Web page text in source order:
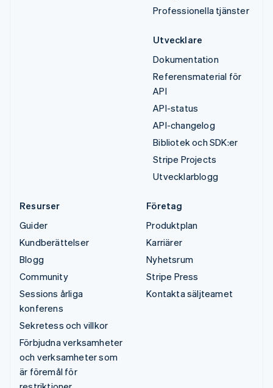
Professionella tjänster
Utvecklare
Dokumentation
Referensmaterial för
API
API-status
API-changelog
Bibliotek och SDK:er
Stripe Projects
Utvecklarblogg
Resurser
Guider
Kundberättelser
Blogg
Community
Sessions årliga
konferens
Sekretess och villkor
Förbjudna verksamheter
och verksamheter som
är föremål för
Företag
Produktplan
Karriärer
Nyhetsrum
Stripe Press
Kontakta säljteamet